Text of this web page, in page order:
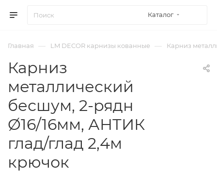
Каталог
Главная — LM DECOR карнизы кованные — Карниз
Карниз
металлический
бесшум, 2-рядн
Ø16/16мм, АНТИК
глад/глад 2,4м
крючок